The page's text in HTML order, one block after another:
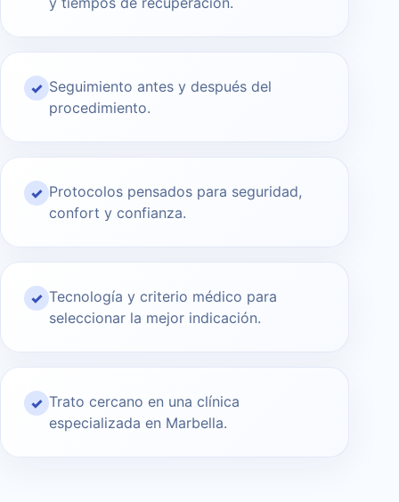
✓ Seguimiento antes y después del
procedimiento.
✓ Protocolos pensados para seguridad,
confort y confianza.
✓ Tecnología y criterio médico para
seleccionar la mejor indicación.
✓ Trato cercano en una clínica
especializada en Marbella.